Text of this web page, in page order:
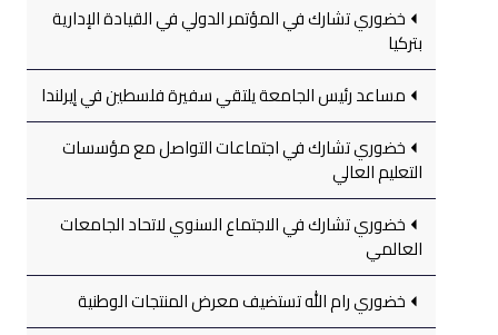
خضوري تشارك في المؤتمر الدولي في القيادة الإدارية
بتركيا
مساعد رئيس الجامعة يلتقي سفيرة فلسطين في إيرلندا
خضوري تشارك في اجتماعات التواصل مع مؤسسات
التعليم العالي
خضوري تشارك في الاجتماع السنوي لاتحاد الجامعات
العالمي
خضوري رام الله تستضيف معرض المنتجات الوطنية